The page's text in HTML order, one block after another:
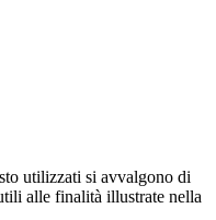
utilizzati si avvalgono di
alle finalità illustrate nella